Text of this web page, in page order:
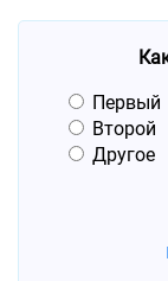
Первый
Второй
Другое